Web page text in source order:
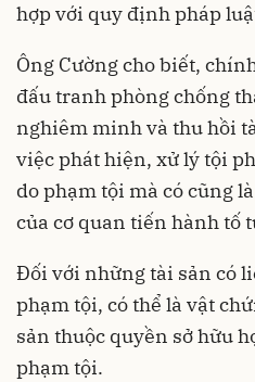
hợp với quy định pháp
Ông Cường cho biết,
đấu tranh phòng chống
nghiêm minh và thu hồi
việc phát hiện, xử lý tội
do phạm tội mà có cũng
của cơ quan tiến hành tố
Đối với những tài sản có
phạm tội, có thể là vật
sản thuộc quyền sở hữu
phạm tội.